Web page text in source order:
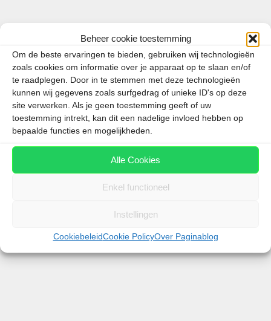
Beheer cookie toestemming
Om de beste ervaringen te bieden, gebruiken wij technologieën
zoals cookies om informatie over je apparaat op te slaan en/of
te raadplegen. Door in te stemmen met deze technologieën
kunnen wij gegevens zoals surfgedrag of unieke ID's op deze
site verwerken. Als je geen toestemming geeft of uw
toestemming intrekt, kan dit een nadelige invloed hebben op
bepaalde functies en mogelijkheden.
Alle Cookies
Enkel functioneel
Instellingen
CookiebeleidCookie PolicyOver Paginablog
Herkenbare straatkunst van ROA
4 februari 2015 doorPatrick van Zundert